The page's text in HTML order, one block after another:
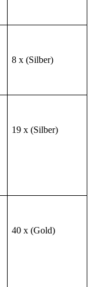
8 x (Silber)
19 x (Silber)
40 x (Gold)